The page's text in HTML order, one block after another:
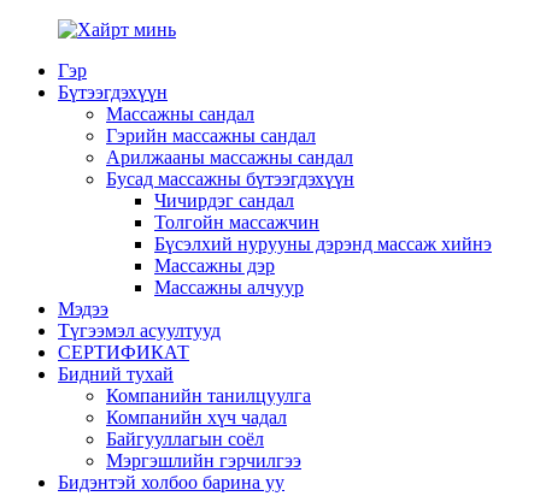
Гэр
Бүтээгдэхүүн
Массажны сандал
Гэрийн массажны сандал
Арилжааны массажны сандал
Бусад массажны бүтээгдэхүүн
Чичирдэг сандал
Толгойн массажчин
Бүсэлхий нурууны дэрэнд массаж хийнэ
Массажны дэр
Массажны алчуур
Мэдээ
Түгээмэл асуултууд
СЕРТИФИКАТ
Бидний тухай
Компанийн танилцуулга
Компанийн хүч чадал
Байгууллагын соёл
Мэргэшлийн гэрчилгээ
Бидэнтэй холбоо барина уу